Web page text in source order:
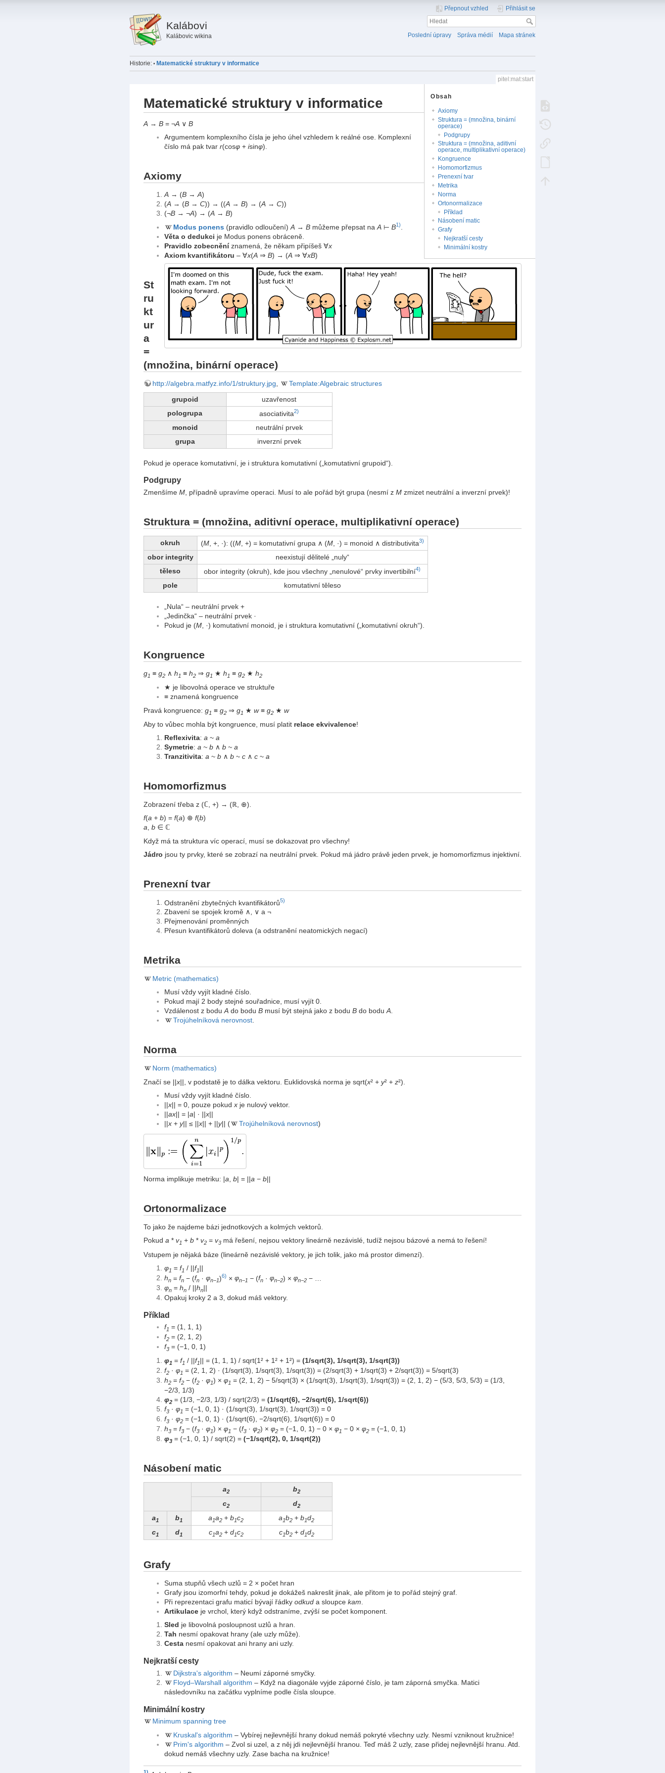
Kalábovi
Kalábovic wikina
Přepnout vzhled Přihlásit se
Poslední úpravy Správa médií Mapa stránek
Historie: • Matematické struktury v informatice
pitel:mat:start
Obsah
Axiomy
Struktura = (množina, binární
operace)
Podgrupy
Struktura = (množina, aditivní
operace, multiplikativní operace)
Kongruence
Homomorfizmus
Prenexní tvar
Metrika
Norma
Ortonormalizace
Příklad
Násobení matic
Grafy
Nejkratší cesty
Minimální kostry
Matematické struktury v informatice
A→ B= ¬A∨ B
Argumentem komplexního čísla je jeho úhel vzhledem k reálné ose. Komplexní
číslo má pak tvar r(cosφ+ isinφ).
Axiomy
A→ (B→ A)
(A→ (B→ C)) → ((A→ B) → (A→ C))
(¬B→ ¬A) → (A→ B)
Modus ponens(pravidlo odloučení) A→ Bmůžeme přepsat na A⊢ B1)
Věta o dedukci je Modus ponens obráceně.
Pravidlo zobecněníznamená, že někam připíšeš ∀x
Axiom kvantifikátoru – ∀x(A⇒ B) → (A⇒ ∀xB)
St
ru
kt
ur
a
=
(množina, binární operace)
http://algebra.matfyz.info/1/struktury.jpg Template:Algebraic structures
grupoid
uzavřenost
pologrupa
asociativita2)
monoid
neutrální prvek
grupa
inverzní prvek
Pokud je operace komutativní, je i struktura komutativní („komutativní grupoid“).
Podgrupy
Zmenšíme M, případně upravíme operaci. Musí to ale pořád být grupa (nesmí z Mzmizet neutrální a inverzní prvek)!
Struktura = (množina, aditivní operace, multiplikativní operace)
okruh (M, +, ·): ((M, +) = komutativní grupa ∧ (M, ·) = monoid ∧ distributivita3)
obor integrity
neexistují dělitelé „nuly“
těleso
obor integrity (okruh), kde jsou všechny „nenulové“ prvky invertibilní4)
pole komutativní těleso
„Nula“ – neutrální prvek +
„Jedinčka“ – neutrální prvek ·
Pokud je (M, ·) komutativní monoid, je i struktura komutativní („komutativní okruh“).
Kongruence
g1 ≡ g2∧ h1 ≡ h2⇒ g1 ★ h1 ≡ g2★ h2
★ je libovolná operace ve struktuře
≡ znamená kongruence
Pravá kongruence: g1 ≡ g2⇒ g1 ★ w≡ g2★ w
Aby to vůbec mohla být kongruence, musí platit relace ekvivalence!
Reflexivita: a~ a
Symetrie: a~ b∧ b~ a
Tranzitivita: a~ b∧ b~ c∧ c~ a
Homomorfizmus
Zobrazení třeba z (ℂ, +) → (ℝ, ⊕).
f(a+ b) = f(a) ⊕ f(b)
a, b∈ ℂ
Když má ta struktura víc operací, musí se dokazovat pro všechny!
Jádro jsou ty prvky, které se zobrazí na neutrální prvek. Pokud má jádro právě jeden prvek, je homomorfizmus injektivní.
Prenexní tvar
Odstranění zbytečných kvantifikátorů5)
Zbavení se spojek kromě ∧, ∨ a ¬
Přejmenování proměnných
Přesun kvantifikátorů doleva (a odstranění neatomických negací)
Metrika
Metric (mathematics)
Musí vždy vyjít kladné číslo.
Pokud mají 2 body stejné souřadnice, musí vyjít 0.
Vzdálenost z boduAdo bodu Bmusí být stejná jako z bodu Bdo boduA.
Trojúhelníková nerovnost.
Norma
Norm (mathematics)
Značí se ||x||, v podstatě je to dálka vektoru. Euklidovská norma je sqrt(x² + y² + z²).
Musí vždy vyjít kladné číslo.
||x|| = 0, pouze pokud xje nulový vektor.
||ax|| = |a| · ||x||
||x+ y|| ≤ ||x|| + ||y|| ( Trojúhelníková nerovnost)
Norma implikuje metriku: |a, b| = ||a− b||
Ortonormalizace
To jako že najdeme bázi jednotkových a kolmých vektorů.
Pokud a* v1 + b* v2= v3má řešení, nejsou vektory lineárně nezávislé, tudíž nejsou bázové a nemá to řešení!
Vstupem je nějaká báze (lineárně nezávislé vektory, je jich tolik, jako má prostor dimenzí).
φ1 = f1 / ||f1||
hn= fn− (fn· φn−1)6) × φn−1 − (fn· φn−2) × φn−2− …
φn= hn/ ||hn||
Opakuj kroky 2 a 3, dokud máš vektory.
Příklad
f1 = (1, 1, 1)
f2= (2, 1, 2)
f3= (−1, 0, 1)
φ1 = f1 / ||f1|| = (1, 1, 1) / sqrt(1² + 1² + 1²) = (1/sqrt(3), 1/sqrt(3), 1/sqrt(3))
f2· φ1 = (2, 1, 2) · (1/sqrt(3), 1/sqrt(3), 1/sqrt(3)) = (2/sqrt(3) + 1/sqrt(3) + 2/sqrt(3)) = 5/sqrt(3)
h2= f2− (f2· φ1) × φ1 = (2, 1, 2) − 5/sqrt(3) × (1/sqrt(3), 1/sqrt(3), 1/sqrt(3)) = (2, 1, 2) − (5/3, 5/3, 5/3) = (1/3,
−2/3, 1/3)
φ2= (1/3, −2/3, 1/3) / sqrt(2/3) = (1/sqrt(6), −2/sqrt(6), 1/sqrt(6))
f3· φ1 = (−1, 0, 1) · (1/sqrt(3), 1/sqrt(3), 1/sqrt(3)) = 0
f3· φ2= (−1, 0, 1) · (1/sqrt(6), −2/sqrt(6), 1/sqrt(6)) = 0
h3= f3− (f3· φ1) × φ1 − (f3· φ2) × φ2= (−1, 0, 1) − 0 × φ1 − 0 × φ2= (−1, 0, 1)
φ3= (−1, 0, 1) / sqrt(2) = (−1/sqrt(2), 0, 1/sqrt(2))
Násobení matic
a2 b2
c2 d2
a1 b1 a1a2 +b1c2 a1b2 +b1d2
c1 d1 c1a2+ d1c2 c1b2+ d1d2
Grafy
Suma stupňů všech uzlů = 2 × počet hran
Grafy jsou izomorfní tehdy, pokud je dokážeš nakreslit jinak, ale přitom je to pořád stejný graf.
Při reprezentaci grafu maticí bývají řádky odkuda sloupce kam
Artikulaceje vrchol, který když odstraníme, zvýší se počet komponent.
Sled je libovolná posloupnost uzlů a hran.
Tah nesmí opakovat hrany (ale uzly může).
Cestanesmí opakovat ani hrany ani uzly.
Nejkratší cesty
Dijkstra's algorithm – Neumí záporné smyčky.
Floyd–Warshall algorithm – Když na diagonále vyjde záporné číslo, je tam záporná smyčka. Matici
následovníku na začátku vyplníme podle čísla sloupce.
Minimální kostry
Minimum spanning tree
Kruskal's algorithm – Vybírej nejlevnější hrany dokud nemáš pokryté všechny uzly. Nesmí vzniknout kružnice!
Prim's algorithm – Zvol si uzel, a z něj jdi nejlevnější hranou. Teď máš 2 uzly, zase přidej nejlevnější hranu. Atd.
dokud nemáš všechny uzly. Zase bacha na kružnice!